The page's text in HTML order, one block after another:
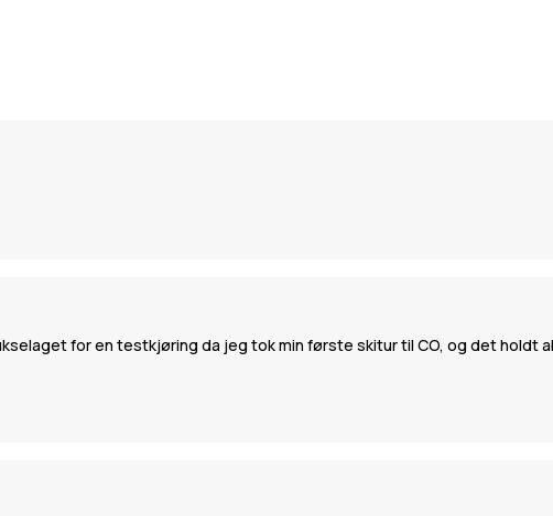
for en testkjøring da jeg tok min første skitur til CO, og det holdt